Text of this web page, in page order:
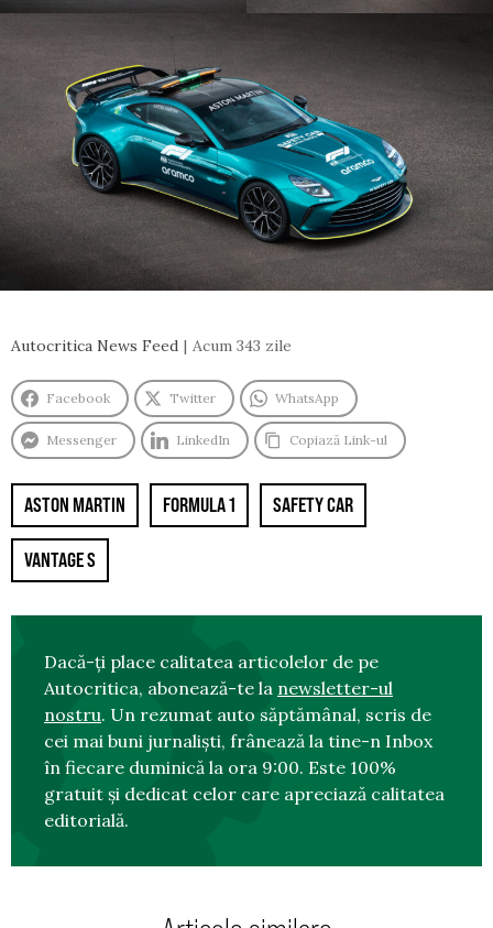
Autocritica News Feed Acum 343 zile
Facebook Twitter WhatsApp
Messenger LinkedIn Copiază Link-ul
ASTON MARTIN FORMULA 1 SAFETY CAR
VANTAGE S
Dacă-ți place calitatea articolelor de pe
Autocritica, abonează-te la newsletter-ul
nostru. Un rezumat auto săptămânal, scris de
cei mai buni jurnaliști, frânează la tine-n Inbox
în fiecare duminică la ora 9:00. Este 100%
gratuit și dedicat celor care apreciază calitatea
editorială.